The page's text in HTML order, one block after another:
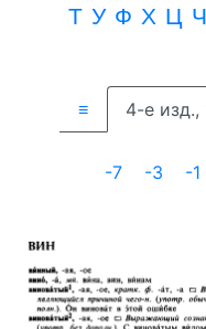
Т У Ф Х Ц Ч
≡ 4-е изд.,
-7 -3 -1